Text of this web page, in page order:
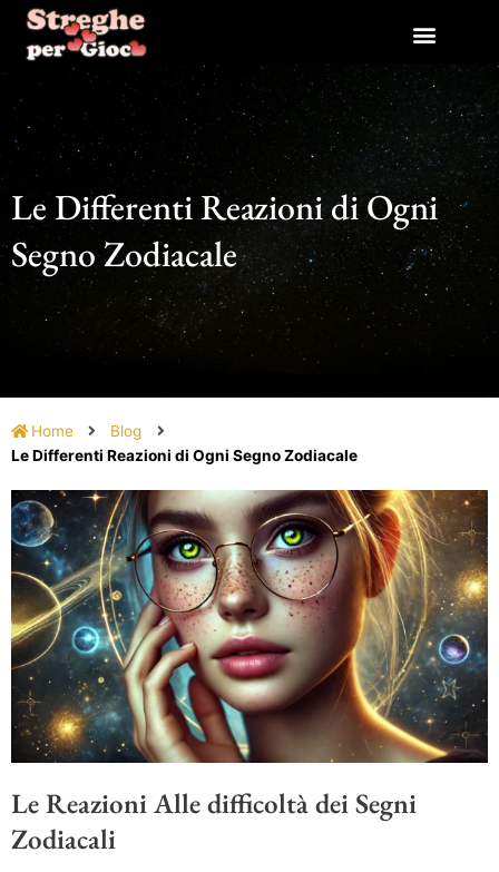
contenuto
Le Differenti Reazioni di Ogni
Segno Zodiacale
Home
Blog
Le Differenti Reazioni di Ogni Segno Zodiacale
Le Reazioni Alle difficoltà dei Segni
Zodiacali